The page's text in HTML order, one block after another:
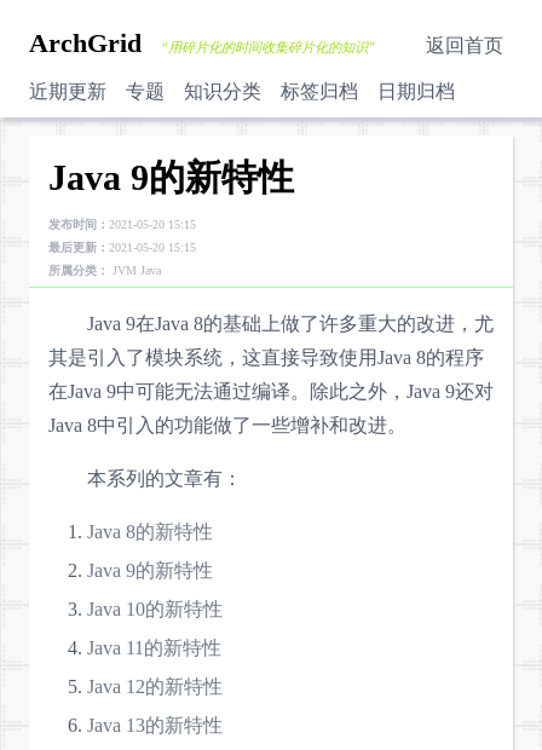
ArchGrid “用碎片化的时间收集碎片化的知识” 返回首页
近期更新 专题 知识分类 标签归档 日期归档
Java 9的新特性
发布时间： 2021-05-20 15:15
最后更新： 2021-05-20 15:15
所属分类：
JVM Java
Java 9在Java 8的基础上做了许多重大的改进，尤
其是引入了模块系统，这直接导致使用Java 8的程序
在Java 9中可能无法通过编译。除此之外，Java 9还对
Java 8中引入的功能做了一些增补和改进。
本系列的文章有：
Java 8的新特性
Java 9的新特性
Java 10的新特性
Java 11的新特性
Java 12的新特性
Java 13的新特性